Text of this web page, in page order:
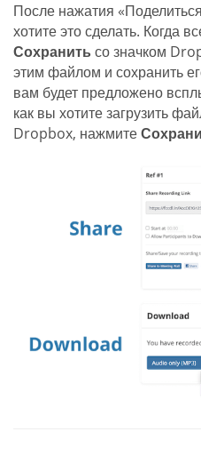
После нажатия
хотите это сделать. Когда
Сохранить со значком
этим файлом и сохранить
вам будет предложено
как вы хотите загрузить
Dropbox, нажмите